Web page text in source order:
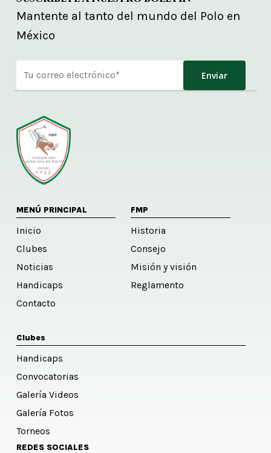
Mantente al tanto del mundo del Polo en
México
MENÚ PRINCIPAL
Inicio
Clubes
Noticias
Handicaps
Contacto
FMP
Historia
Consejo
Misión y visión
Reglamento
Clubes
Handicaps
Convocatorias
Galería Videos
Galería Fotos
Torneos
REDES SOCIALES